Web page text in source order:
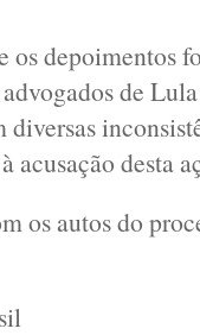
depoimentos
de
diversas
acusação desta
os autos do